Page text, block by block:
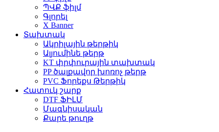
ՊՎՔ ֆիլմ
Գլորել
X Banner
Տախտակ
Ակրիլային թերթիկ
Ալյումինե թերթ
KT փրփուրային տախտակ
PP ծալքավոր խոռոչ թերթ
PVC Ֆորեքս Թերթիկ
Հատուկ շարք
DTF ՖԻԼՄ
Մագնիսական
Քարե թուղթ